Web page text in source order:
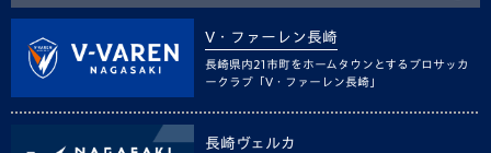
V・ファーレン長崎
長崎県内21市町をホームタウンとするプロサッカ
ークラブ「V・ファーレン長崎」
長崎ヴェルカ